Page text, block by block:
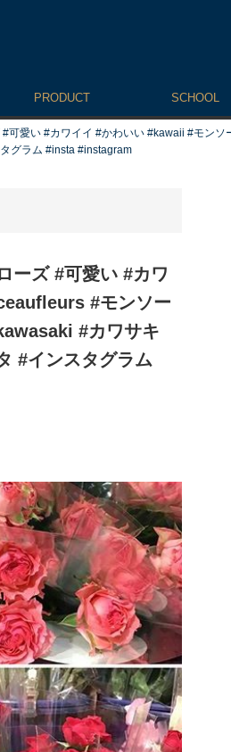
PRODUCT SCHOOL
可愛い #カワイイ #かわいい #kawaii #モン
グラム #insta #instagram
ーズ #可愛い #カワ
#モンソー
#カワサキ
#インスタグラム